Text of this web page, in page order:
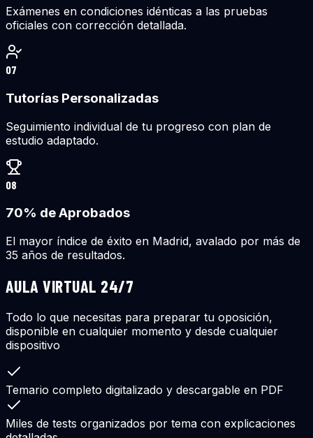
Exámenes en condiciones idénticas a las pruebas
oficiales con corrección detallada.
07
Tutorías Personalizadas
Seguimiento individual de tu progreso con plan de
estudio adaptado.
08
70% de Aprobados
El mayor índice de éxito en Madrid, avalado por más de
35 años de resultados.
AULA VIRTUAL 24/7
Todo lo que necesitas para preparar tu oposición,
disponible en cualquier momento y desde cualquier
dispositivo
Temario completo digitalizado y descargable en PDF
Miles de tests organizados por tema con explicaciones